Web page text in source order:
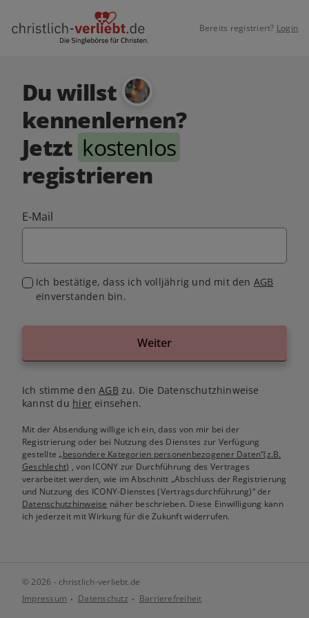
Bereits registriert? Login
Du willst
kennenlernen?
Jetzt kostenlos
registrieren
E-Mail
Ich bestätige, dass ich volljährig und mit den AGB
einverstanden bin.
Weiter
Ich stimme denAGB zu. Die Datenschutzhinweise
kannst du hiereinsehen.
Mit der Absendung willige ich ein, dass von mir bei der
Registrierung oder bei Nutzung des Dienstes zur Verfügung
gestellte„besondere Kategorien personenbezogener Daten“(z.B.
Geschlecht) , von ICONY zur Durchführung des Vertrages
verarbeitet werden, wie im Abschnitt „Abschluss der Registrierung
und Nutzung des ICONY-Dienstes (Vertragsdurchführung)“ der
Datenschutzhinweise näher beschrieben. Diese Einwilligung kann
ich jederzeit mit Wirkung für die Zukunft widerrufen.
© 2026 - christlich-verliebt.de
Impressum
Datenschutz Barrierefreiheit